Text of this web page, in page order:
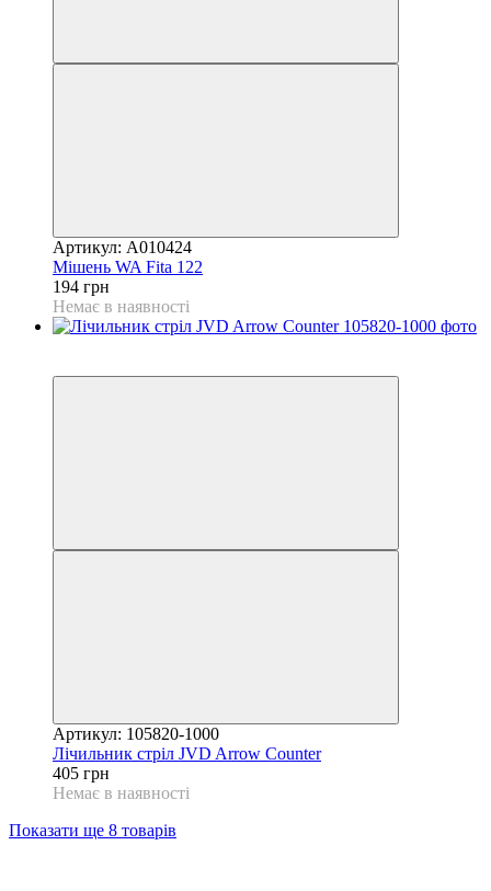
Артикул: A010424
Мішень WA Fita 122
194 грн
Немає в наявності
Артикул: 105820-1000
Лічильник стріл JVD Arrow Counter
405 грн
Немає в наявності
Показати ще 8 товарів